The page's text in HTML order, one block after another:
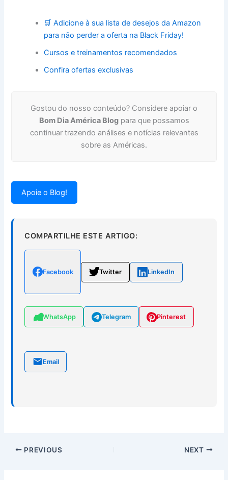
🛒 Adicione à sua lista de desejos da Amazon
para não perder a oferta na Black Friday!
Cursos e treinamentos recomendados
Confira ofertas exclusivas
Gostou do nosso conteúdo? Considere apoiar o
Bom Dia América Blogpara que possamos
continuar trazendo análises e notícias relevantes
sobre as Américas.
Apoie o Blog!
COMPARTILHE ESTE ARTIGO:
Facebook Twitter LinkedIn
WhatsApp Telegram Pinterest
Email
PREVIOUS NEXT